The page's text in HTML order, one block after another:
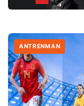
ANTRENMAN